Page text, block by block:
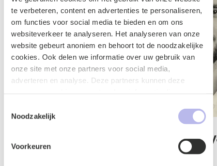
te verbeteren, content en advertenties te personaliseren,
om functies voor social media te bieden en om ons
websiteverkeer te analyseren. Het analyseren van onze
website gebeurt anoniem en behoort tot de noodzakelijke
cookies. Ook delen we informatie over uw gebruik van
onze site met onze partners voor social media,
adverteren en analyse. Deze partners kunnen deze
uw gebruik van hun services.
Noodzakelijk
Voorkeuren
Britt van
Advocaat